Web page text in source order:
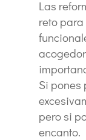
Las
reto
Si pones
pero si
encanto.